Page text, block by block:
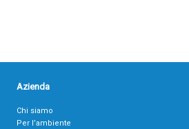
Azienda
Chi siamo
Per l’ambiente